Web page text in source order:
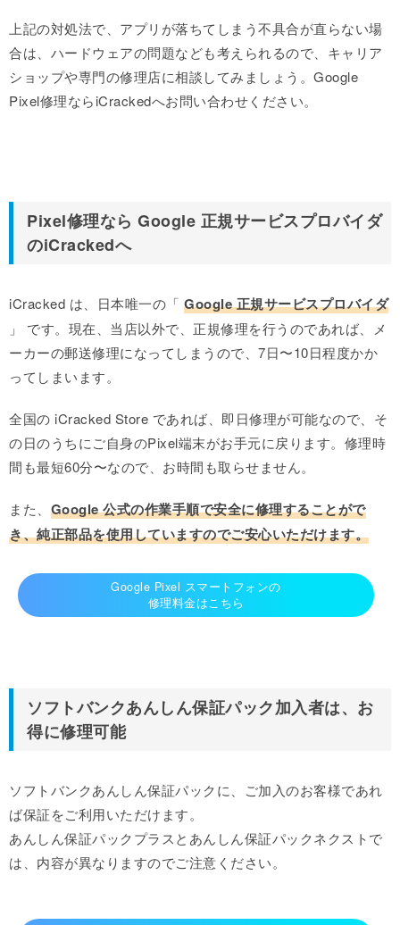
上記の対処法で、アプリが落ちてしまう不具合が直らない場
合は、ハードウェアの問題なども考えられるので、キャリア
ショップや専門の修理店に相談してみましょう。Google
Pixel修理ならiCrackedへお問い合わせください。
Pixel修理なら Google 正規サービスプロバイダ
のiCrackedへ
iCracked は、日本唯一の「 Google 正規サービスプロバイダ
」 です。現在、当店以外で、正規修理を行うのであれば、メ
ーカーの郵送修理になってしまうので、7日〜10日程度かか
ってしまいます。
全国の iCracked Store であれば、即日修理が可能なので、そ
の日のうちにご自身のPixel端末がお手元に戻ります。修理時
間も最短60分〜なので、お時間も取らせません。
また、 Google 公式の作業手順で安全に修理することがで
き、純正部品を使用していますのでご安心いただけます。
Google Pixel スマートフォンの
修理料金はこちら
ソフトバンクあんしん保証パック加入者は、お
得に修理可能
ソフトバンクあんしん保証パックに、ご加入のお客様であれ
ば保証をご利用いただけます。
あんしん保証パックプラスとあんしん保証パックネクストで
は、内容が異なりますのでご注意ください。